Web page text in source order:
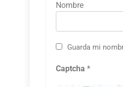
Nombre
Guarda mi
Captcha *